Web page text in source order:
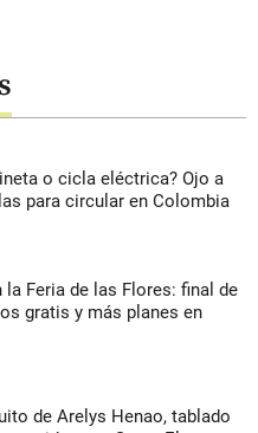
o cicla eléctrica? Ojo a
para circular en Colombia
la Feria de las Flores: final de
gratis y más planes en
de Arelys Henao, tablado